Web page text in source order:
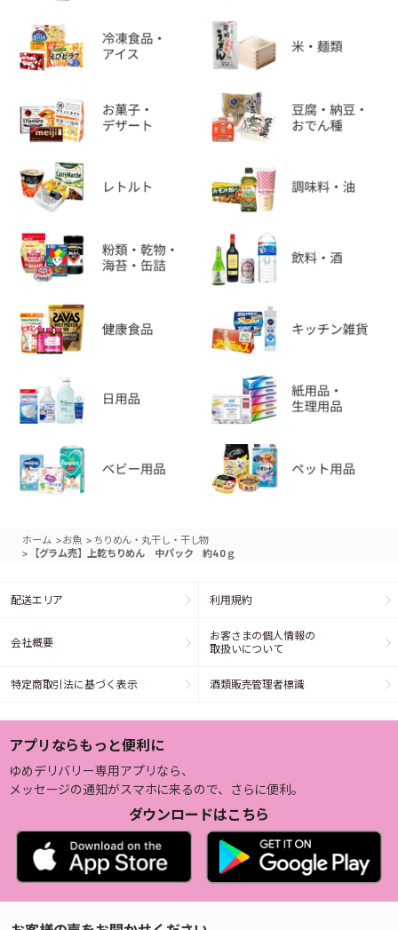
ホーム >お魚 > ちりめん・丸干し・干し物
> 【グラム売】上乾ちりめん 中パック 約40ｇ
配送エリア 利用規約
会社概要
お客さまの個人情報の
取扱いについて
特定商取引法に基づく表示 酒類販売管理者標識
アプリならもっと便利に
ゆめデリバリー専用アプリなら、
メッセージの通知がスマホに来るので、さらに便利。
ダウンロードはこちら